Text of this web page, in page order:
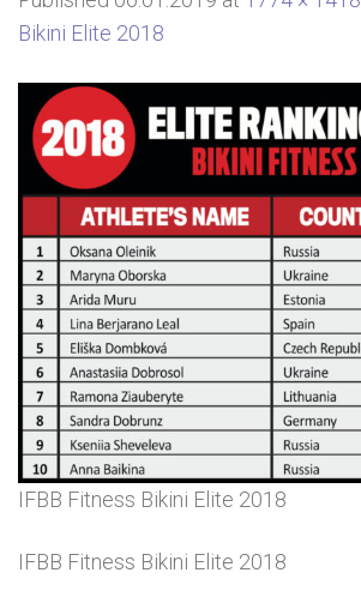
Bikini Elite 2018
IFBB Fitness Bikini Elite 2018
IFBB Fitness Bikini Elite 2018